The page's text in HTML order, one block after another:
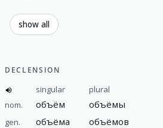
show all
DECLENSION
singular
plural
nom.
объём объёмы
gen. объёма объёмов